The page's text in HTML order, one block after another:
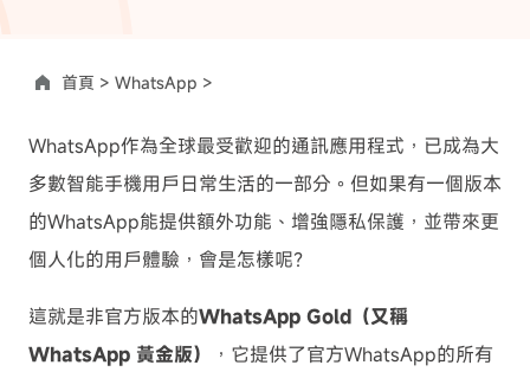
首頁 > WhatsApp >
WhatsApp作為全球最受歡迎的通訊應用程式，已成為大
多數智能手機用戶日常生活的一部分。但如果有一個版本
的WhatsApp能提供額外功能、增強隱私保護，並帶來更
個人化的用戶體驗，會是怎樣呢？
這就是非官方版本的WhatsApp Gold（又稱
WhatsApp 黃金版）
，它提供了官方WhatsApp的所有